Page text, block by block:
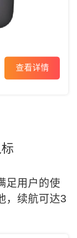
查看详情
足用户的使
，续航可达3